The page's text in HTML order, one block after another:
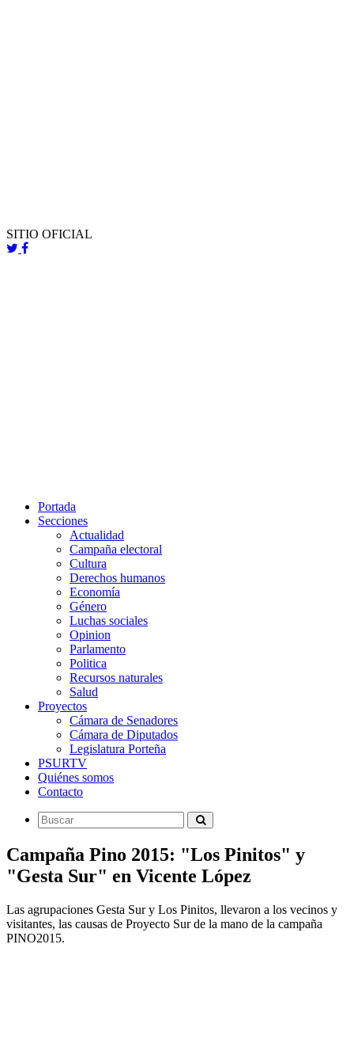
SITIO OFICIAL
Portada
Secciones
Actualidad
Campaña electoral
Cultura
Derechos humanos
Economía
Género
Luchas sociales
Opinion
Parlamento
Politica
Recursos naturales
Salud
Proyectos
Cámara de Senadores
Cámara de Diputados
Legislatura Porteña
PSURTV
Quiénes somos
Contacto
Campaña Pino 2015: "Los Pinitos" y
"Gesta Sur" en Vicente López
Las agrupaciones Gesta Sur y Los Pinitos, llevaron a los vecinos y
visitantes, las causas de Proyecto Sur de la mano de la campaña
PINO2015.